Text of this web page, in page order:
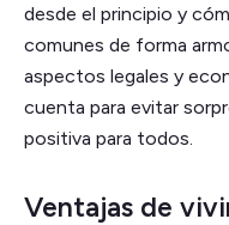
desde el principio y
comunes de forma
aspectos legales y
cuenta para evitar
positiva para todos.
Ventajas de